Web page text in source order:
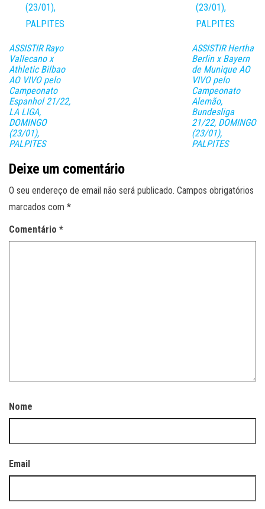
ASSISTIR Rayo
Vallecano x
Athletic Bilbao
AO VIVO pelo
Campeonato
Espanhol 21/22,
LA LIGA,
DOMINGO
(23/01),
PALPITES
ASSISTIR Hertha
Berlin x Bayern
de Munique AO
VIVO pelo
Campeonato
Alemão,
Bundesliga
21/22, DOMINGO
(23/01),
PALPITES
Deixe um comentário
O seu endereço de email não será publicado. Campos obrigatórios
marcados com *
Comentário *
Nome
Email